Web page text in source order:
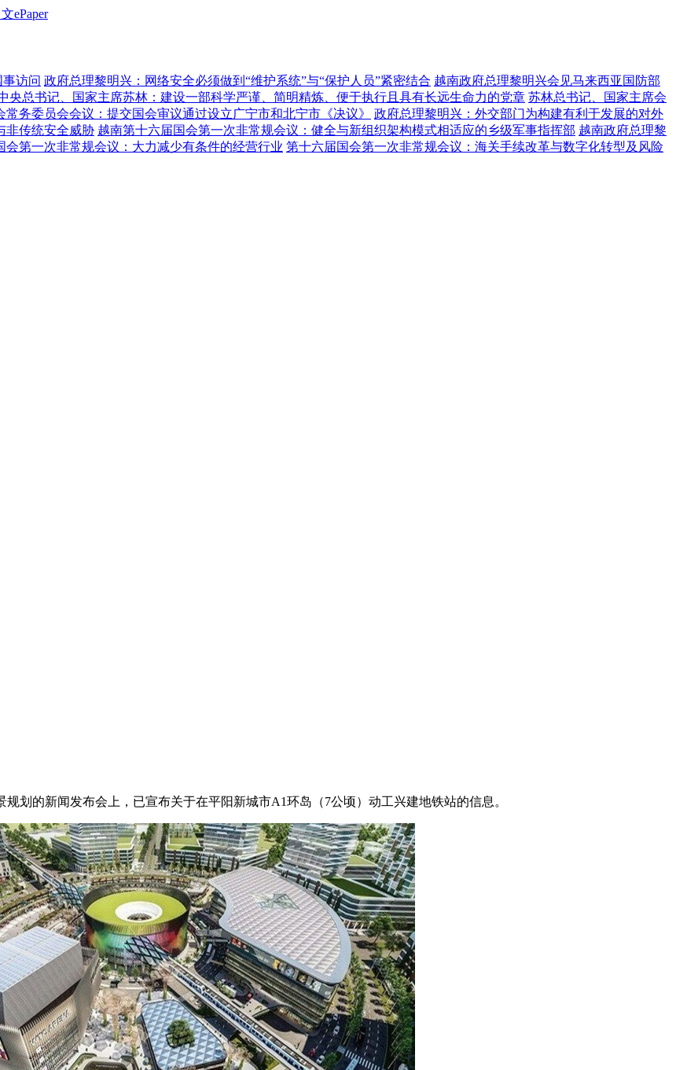
ePaper
访问 政府总理黎明兴：网络安全必须做到“维护系统”与“保护人员”紧密结合 越南政府总理黎明兴会见马来西亚国防部
央总书记、国家主席苏林：建设一部科学严谨、简明精炼、便于执行且具有长远生命力的党章 苏林总书记、国家主席会
常务委员会会议：提交国会审议通过设立广宁市和北宁市《决议》
政府总理黎明兴：外交部门为构建有利于发展的对外
非传统安全威胁 越南第十六届国会第一次非常规会议：健全与新组织架构模式相适应的乡级军事指挥部 越南政府总理黎
会第一次非常规会议：大力减少有条件的经营行业 第十六届国会第一次非常规会议：海关手续改革与数字化转型及风险
规划的新闻发布会上，已宣布关于在平阳新城市A1环岛（7公顷）动工兴建地铁站的信息。